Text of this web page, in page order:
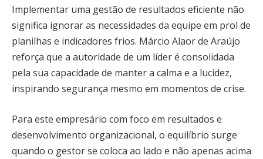
Implementar uma gestão de resultados eficiente não
significa ignorar as necessidades da equipe em prol de
planilhas e indicadores frios. Márcio Alaor de Araújo
reforça que a autoridade de um líder é consolidada
pela sua capacidade de manter a calma e a lucidez,
inspirando segurança mesmo em momentos de crise.
Para este empresário com foco em resultados e
desenvolvimento organizacional, o equilíbrio surge
quando o gestor se coloca ao lado e não apenas acima